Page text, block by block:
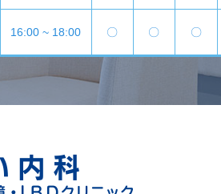
16:00 ~ 18:00 〇 〇 〇